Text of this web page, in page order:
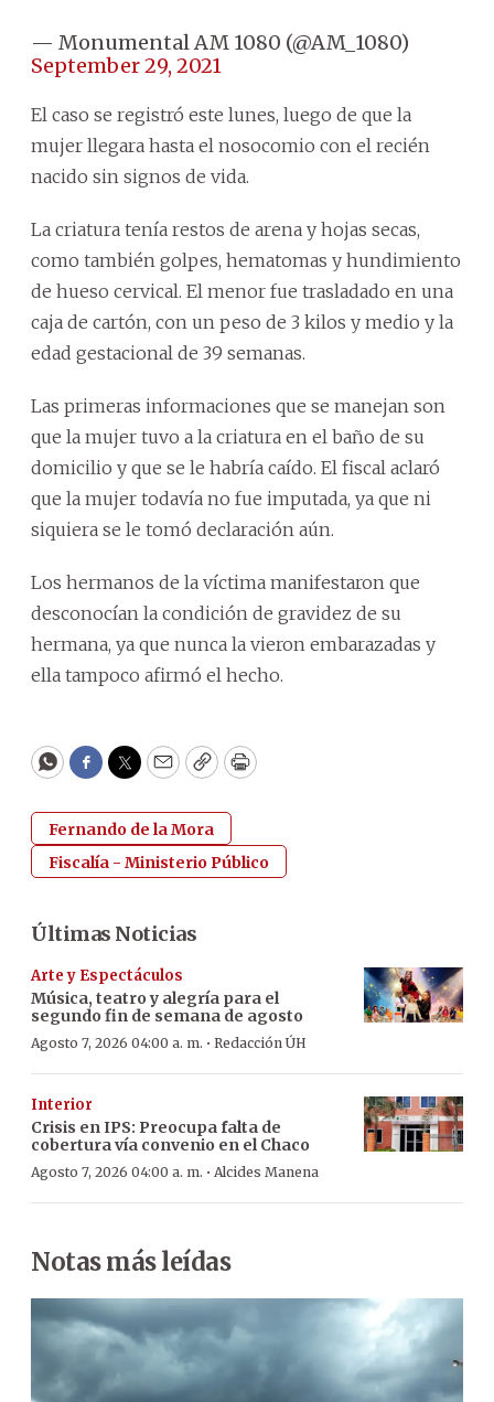
— Monumental AM 1080 (@AM_1080)
September 29, 2021
El caso se registró este lunes, luego de que la
mujer llegara hasta el nosocomio con el recién
nacido sin signos de vida.
La criatura tenía restos de arena y hojas secas,
como también golpes, hematomas y hundimiento
de hueso cervical. El menor fue trasladado en una
caja de cartón, con un peso de 3 kilos y medio y la
edad gestacional de 39 semanas.
Las primeras informaciones que se manejan son
que la mujer tuvo a la criatura en el baño de su
domicilio y que se le habría caído. El fiscal aclaró
que la mujer todavía no fue imputada, ya que ni
siquiera se le tomó declaración aún.
Los hermanos de la víctima manifestaron que
desconocían la condición de gravidez de su
hermana, ya que nunca la vieron embarazadas y
ella tampoco afirmó el hecho.
WhatsApp
Facebook
Twitter
EmailCopyPrint
Fernando de la Mora
Fiscalía - Ministerio Público
Últimas Noticias
Arte y Espectáculos
Música, teatro y alegría para el
segundo fin de semana de agosto
Agosto 7, 2026 04:00 a. m. · Redacción ÚH
Interior
Crisis en IPS: Preocupa falta de
cobertura vía convenio en el Chaco
Agosto 7, 2026 04:00 a. m. · Alcides Manena
Notas más leídas